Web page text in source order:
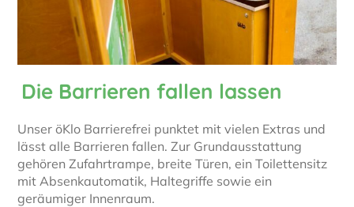
Die Barrieren fallen lassen
Unser öKlo Barrierefrei punktet mit vielen Extras und
lässt alle Barrieren fallen. Zur Grundausstattung
gehören Zufahrtrampe, breite Türen, ein Toilettensitz
mit Absenkautomatik, Haltegriffe sowie ein
geräumiger Innenraum.